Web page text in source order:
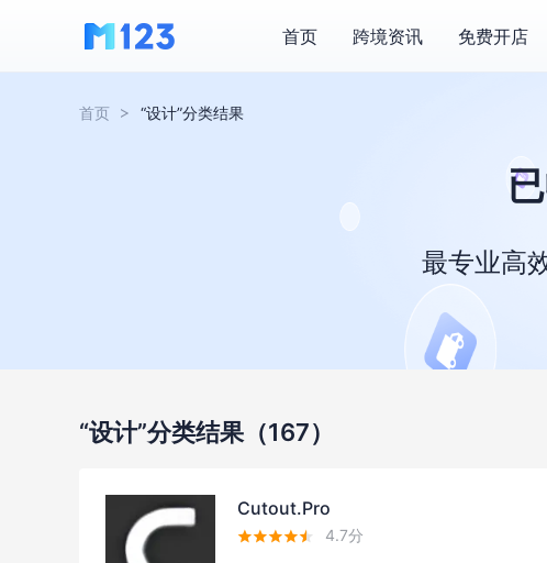
首页 跨境资讯 免费开店
首页 “设计”分类结果
最专业高
“设计”分类结果 （167）
Cutout.Pro
 4.7分